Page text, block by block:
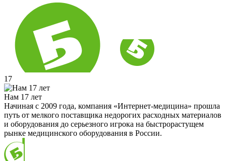
17
Нам 17 лет
Начиная с 2009 года, компания «Интернет-медицина» прошла
путь от мелкого поставщика недорогих расходных материалов
и оборудования до серьезного игрока на быстрорастущем
рынке медицинского оборудования в России.